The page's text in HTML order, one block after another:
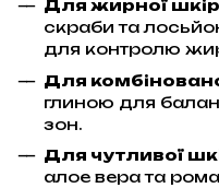
Для жирної
скраби та
для контролю
Для
глиною для
зон.
Для чутливої
алое вера та